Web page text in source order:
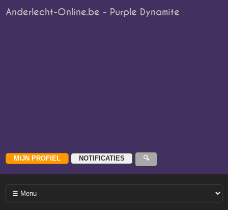
Anderlecht-Online.be - Purple Dynamite